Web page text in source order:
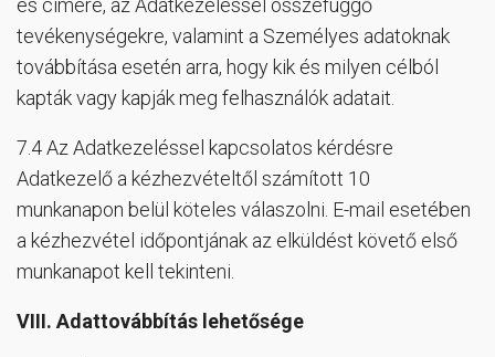
tevékenységekre, valamint a Személyes adatoknak
továbbítása esetén arra, hogy kik és milyen célból
kapták vagy kapják meg felhasználók adatait.
7.4 Az Adatkezeléssel kapcsolatos kérdésre
Adatkezelő a kézhezvételtől számított 10
munkanapon belül köteles válaszolni. E-mail esetében
a kézhezvétel időpontjának az elküldést követő első
munkanapot kell tekinteni.
VIII. Adattovábbítás lehetősége